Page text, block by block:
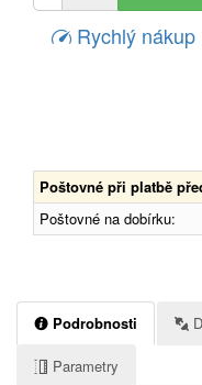
Rychlý nákup
Poštovné při platbě
Poštovné na dobírku:
Podrobnosti
Parametry